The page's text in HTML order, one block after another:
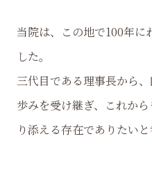
当院は、この地で100年に
した。
三代目である理事長から
歩みを受け継ぎ、これか
り添える存在でありたいと